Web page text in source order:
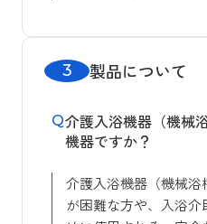
製品について
介護入浴機器（機械
機器ですか？
介護入浴機器（機械
が困難な方や、入浴